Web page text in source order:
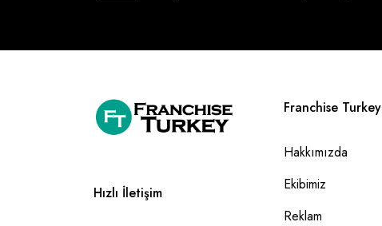
Hızlı İletişim
Franchise Turkey
Hakkımızda
Ekibimiz
Reklam